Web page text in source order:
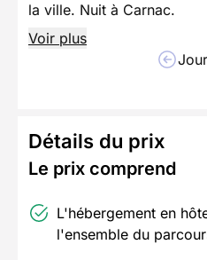
la ville. Nuit à Carnac.
Voir plus
Détails du prix
Le prix comprend
L'hébergement en
l'ensemble du